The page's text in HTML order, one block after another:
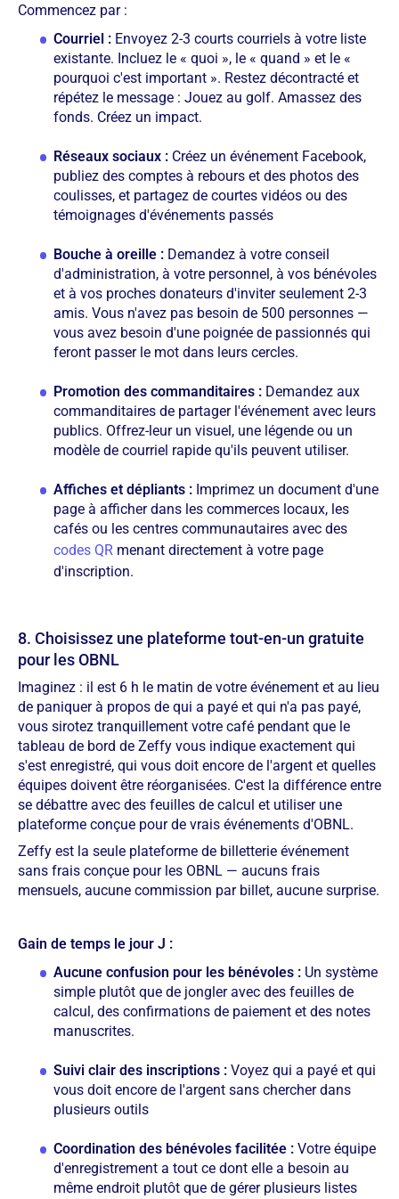
Commencez par :
Courriel : Envoyez 2-3 courts courriels à votre liste
existante. Incluez le « quoi », le « quand » et le «
pourquoi c'est important ». Restez décontracté et
répétez le message : Jouez au golf. Amassez des
fonds. Créez un impact.
Réseaux sociaux : Créez un événement Facebook,
publiez des comptes à rebours et des photos des
coulisses, et partagez de courtes vidéos ou des
témoignages d'événements passés
Bouche à oreille : Demandez à votre conseil
d'administration, à votre personnel, à vos bénévoles
et à vos proches donateurs d'inviter seulement 2-3
amis. Vous n'avez pas besoin de 500 personnes —
vous avez besoin d'une poignée de passionnés qui
feront passer le mot dans leurs cercles.
Promotion des commanditaires : Demandez aux
commanditaires de partager l'événement avec leurs
publics. Offrez-leur un visuel, une légende ou un
modèle de courriel rapide qu'ils peuvent utiliser.
Affiches et dépliants : Imprimez un document d'une
page à afficher dans les commerces locaux, les
cafés ou les centres communautaires avec des
codes QR menant directement à votre page
d'inscription.
8. Choisissez une plateforme tout-en-un gratuite
pour les OBNL
Imaginez : il est 6 h le matin de votre événement et au lieu
de paniquer à propos de qui a payé et qui n'a pas payé,
vous sirotez tranquillement votre café pendant que le
tableau de bord de Zeffy vous indique exactement qui
s'est enregistré, qui vous doit encore de l'argent et quelles
équipes doivent être réorganisées. C'est la différence entre
se débattre avec des feuilles de calcul et utiliser une
plateforme conçue pour de vrais événements d'OBNL.
Zeffy est la seule plateforme de billetterie événement
sans frais conçue pour les OBNL — aucuns frais
mensuels, aucune commission par billet, aucune surprise.
Gain de temps le jour J :
Aucune confusion pour les bénévoles : Un système
simple plutôt que de jongler avec des feuilles de
calcul, des confirmations de paiement et des notes
manuscrites.
Suivi clair des inscriptions : Voyez qui a payé et qui
vous doit encore de l'argent sans chercher dans
plusieurs outils
Coordination des bénévoles facilitée : Votre équipe
d'enregistrement a tout ce dont elle a besoin au
même endroit plutôt que de gérer plusieurs listes